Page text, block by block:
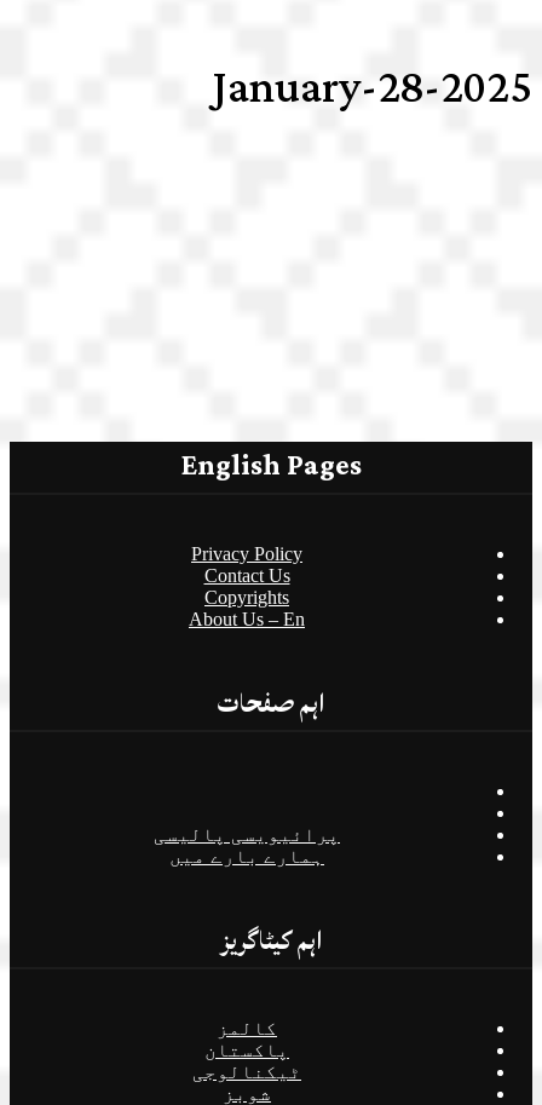
2025-January-28
English Pages
Privacy Policy
Contact Us
Copyrights
About Us – En
اہم صفحات
پرائیویسی پالیسی
ہمارے بارے میں
اہم کیٹاگریز
کالمز
پاکستان
ٹیکنالوجی
شوبز